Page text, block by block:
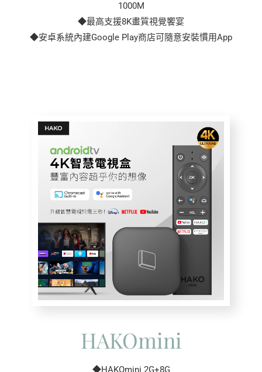
1000M
◆最高支援8K畫質視覺饗宴
◆安卓系統內建Google Play商店可隨意安裝慣用App
HAKOmini